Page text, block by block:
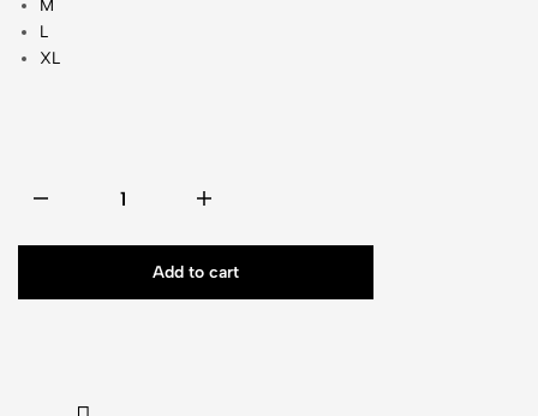
M
L
XL
Add to cart